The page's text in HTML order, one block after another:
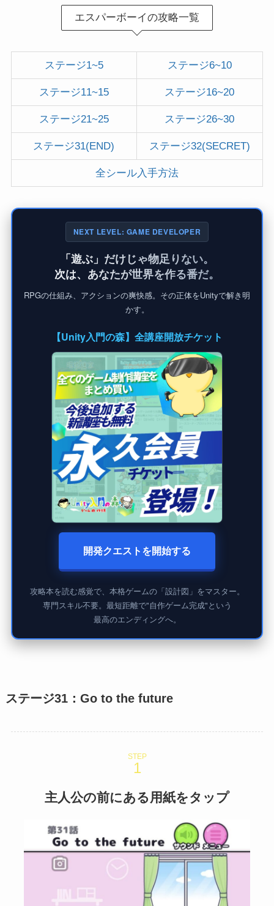
エスパーボーイの攻略一覧
ステージ1~5 ステージ6~10
ステージ11~15 ステージ16~20
ステージ21~25 ステージ26~30
ステージ31(END) ステージ32(SECRET)
全シール入手方法
NEXT LEVEL: GAME DEVELOPER
「遊ぶ」だけじゃ物足りない。
次は、あなたが世界を作る番だ。
RPGの仕組み、アクションの爽快感。その正体をUnityで解き明
かす。
【Unity入門の森】全講座開放チケット
開発クエストを開始する
攻略本を読む感覚で、本格ゲームの「設計図」をマスター。
専門スキル不要。最短距離で"自作ゲーム完成"という
最高のエンディングへ。
ステージ31：Go to the future
STEP
主人公の前にある用紙をタップ